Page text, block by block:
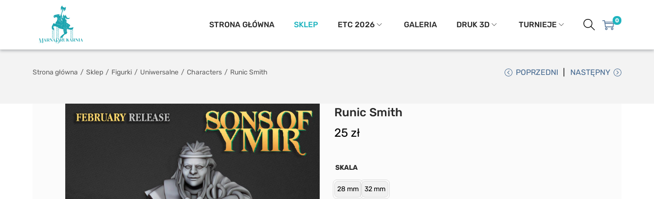
STRONA GŁÓWNA SKLEP ETC 2026 GALERIA DRUK 3D TURNIEJE 0
Strona główna / Sklep / Figurki / Uniwersalne / Characters / Runic Smith POPRZEDNI NASTĘPNY
Runic Smith
25 zł
SKALA
28 mm 32 mm